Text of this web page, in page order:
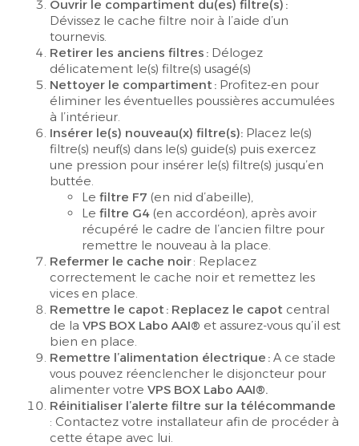
Ouvrir le compartiment du(es) filtre(s) :
Dévissez le cache filtre noir à l’aide d’un
tournevis.
Retirer les anciens filtres : Délogez
délicatement le(s) filtre(s) usagé(s)
Nettoyer le compartiment : Profitez-en pour
éliminer les éventuelles poussières accumulées
à l’intérieur.
Insérer le(s) nouveau(x) filtre(s): Placez le(s)
filtre(s) neuf(s) dans le(s) guide(s) puis exercez
une pression pour insérer le(s) filtre(s) jusqu’en
buttée.
Lefiltre F7 (en nid d’abeille),
Lefiltre G4 (en accordéon), après avoir
récupéré le cadre de l’ancien filtre pour
remettre le nouveau à la place.
Refermer le cache noir: Replacez
correctement le cache noir et remettez les
vices en place.
Remettre le capot : Replacez le capot central
de la VPS BOX Labo AAI® et assurez-vous qu’il est
bien en place.
Remettre l’alimentation électrique :A ce stade
vous pouvez réenclencher le disjoncteur pour
alimenter votreVPS BOX Labo AAI®.
Réinitialiser l’alerte filtre sur la télécommande
: Contactez votre installateur afin de procéder à
cette étape avec lui.